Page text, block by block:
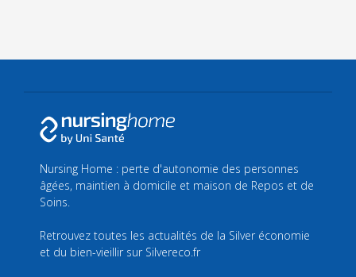
Nursing Home : perte d'autonomie des personnes
âgées, maintien à domicile et maison de Repos et de
Soins.
Retrouvez toutes les actualités de la Silver économie
et du bien-vieillir sur Silvereco.fr